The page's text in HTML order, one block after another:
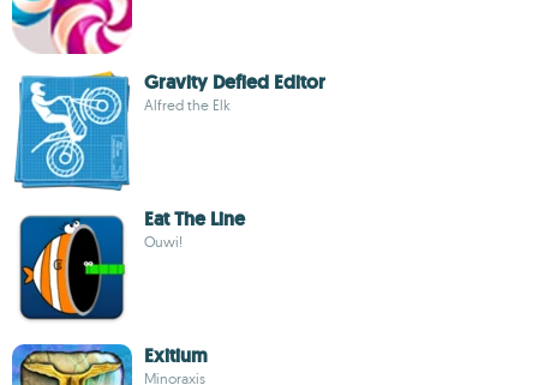
Gravity Defied Editor
Alfred the Elk
Eat The Line
Ouwi!
Exitium
Minoraxis